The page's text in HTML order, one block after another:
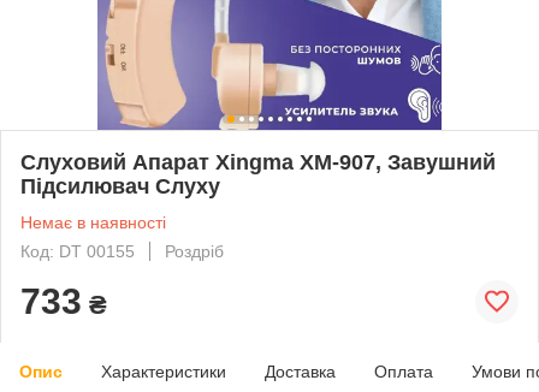
Слуховий Апарат Xingma XM-907, Завушний
Підсилювач Слуху
Немає в наявності
Код: DT 00155
Роздріб
733 ₴
Опис Характеристики Доставка Оплата Умови